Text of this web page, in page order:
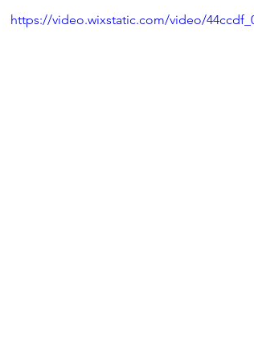
https://video.wixstatic.com/video/